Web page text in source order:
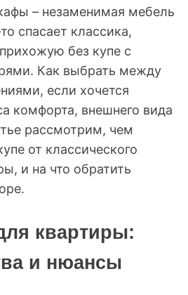
– незаменимая мебель
спасает классика,
без купе с
Как выбрать между
если хочется
комфорта, внешнего вида
рассмотрим, чем
от классического
и на что обратить
квартиры:
и нюансы